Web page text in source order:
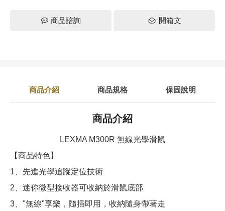
商品諮詢 開箱文
商品介紹 商品規格 保固說明
商品介紹
LEXMA M300R 無線光學滑鼠
【商品特色】
1、先進光學追蹤定位技術
2、迷你微型接收器可收納於滑鼠底部
3、"無線"享樂，隨插即用，收納隨身帶著走